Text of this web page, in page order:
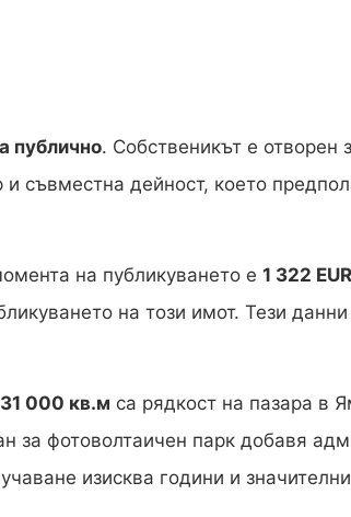
публично. Собственикът е отворен
съвместна дейност, което
на публикуването е 1 322
на този имот. Тези
31 000 кв.м са рядкост на пазара в
за фотоволтаичен парк добавя
изисква години и